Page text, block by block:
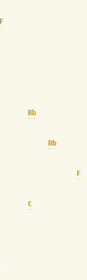
F
Bb
Bb
F
C